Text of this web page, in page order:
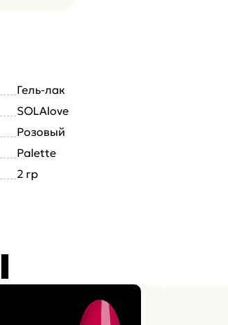
Гель-лак
SOLAlove
Розовый
Palette
2 гр